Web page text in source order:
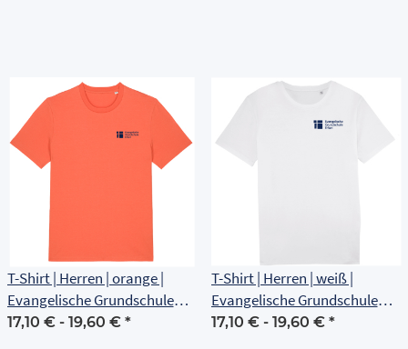
T-Shirt | Herren | orange |
Evangelische Grundschule
Erfurt
17,10 € - 19,60 € *
T-Shirt | Herren | weiß |
Evangelische Grundschule
Erfurt
17,10 € - 19,60 € *